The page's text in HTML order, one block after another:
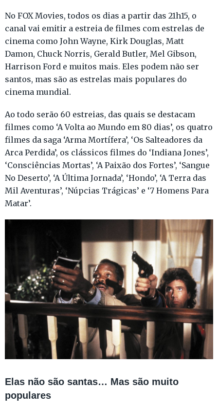
No FOX Movies, todos os dias a partir das 21h15, o
canal vai emitir a estreia de filmes com estrelas de
cinema como John Wayne, Kirk Douglas, Matt
Damon, Chuck Norris, Gerald Butler, Mel Gibson,
Harrison Ford e muitos mais. Eles podem não ser
santos, mas são as estrelas mais populares do
cinema mundial.
Ao todo serão 60 estreias, das quais se destacam
filmes como ‘A Volta ao Mundo em 80 dias’, os quatro
filmes da saga ‘Arma Mortífera’, ‘Os Salteadores da
Arca Perdida’, os clássicos filmes do ‘Indiana Jones’,
‘Consciências Mortas’, ‘A Paixão dos Fortes’, ‘Sangue
No Deserto’, ‘A Última Jornada’, ‘Hondo’, ‘A Terra das
Mil Aventuras’, ‘Núpcias Trágicas’ e ‘7 Homens Para
Matar’.
Elas não são santas… Mas são muito
populares